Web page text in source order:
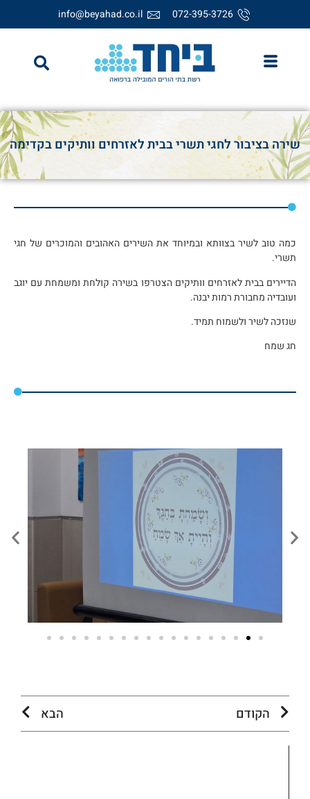
072-395-3726
info@beyahad.co.il
שירה בציבור לחגי תשרי בבית לאזרחים וותיקים בקדימה
כמה טוב לשיר בצוותא ובמיוחד את השירים האהובים והמוכרים של חגי
תשרי.
הדיירים בבית לאזרחים וותיקים הצטרפו בשירה קולחת ומשמחת עם יוגב
ועובדיה מחבורת רמות יבנה.
שנזכה לשיר ולשמוח תמיד.
חג שמח
הקודם הבא